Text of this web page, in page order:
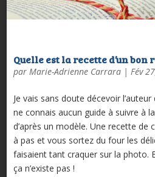
Quelle est la recette d’un
par Marie-Adrienne Carrara| Fév
Je vais sans doute décevoir
ne connais aucun guide à suivre à
d’après un modèle. Une recette de
à pas et vous sortez du four les
faisaient tant craquer sur la photo.
ça n’existe pas !